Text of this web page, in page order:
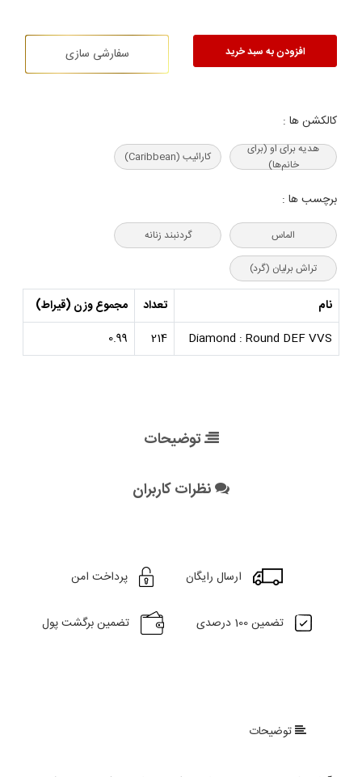
افزودن به سبد خرید سفارشی سازی
کالکشن ها :
هدیه‌ برای او (برای
خانم‌ها)
کارائیب (Caribbean)
برچسب ها :
الماس گردنبند زنانه
تراش برلیان (گرد)
نام تعداد
مجموع وزن (قیراط)
Diamond : Round DEF VVS
214
0.99
توضیحات
نظرات کاربران
ارسال رایگان پرداخت امن
تضمین 100 درصدی تضمین برگشت پول
توضیحات